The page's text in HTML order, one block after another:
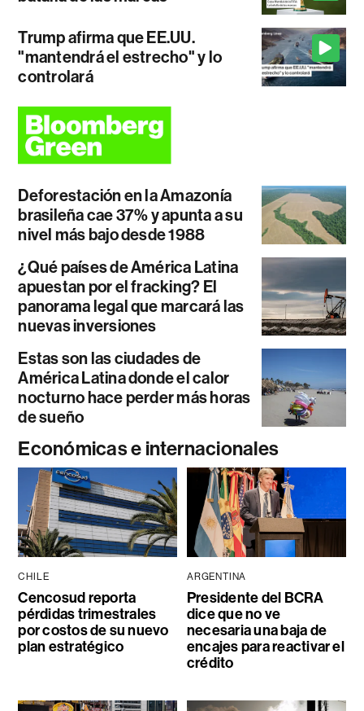
Trump afirma que EE.UU.
"mantendrá el estrecho" y lo
controlará
Deforestación en la Amazonía
brasileña cae 37% y apunta a su
nivel más bajo desde 1988
¿Qué países de América Latina
apuestan por el fracking? El
panorama legal que marcará las
nuevas inversiones
Estas son las ciudades de
América Latina donde el calor
nocturno hace perder más horas
de sueño
Económicas e internacionales
CHILE
Cencosud reporta
pérdidas trimestrales
por costos de su nuevo
plan estratégico
ARGENTINA
Presidente del BCRA
dice que no ve
necesaria una baja de
encajes para reactivar el
crédito